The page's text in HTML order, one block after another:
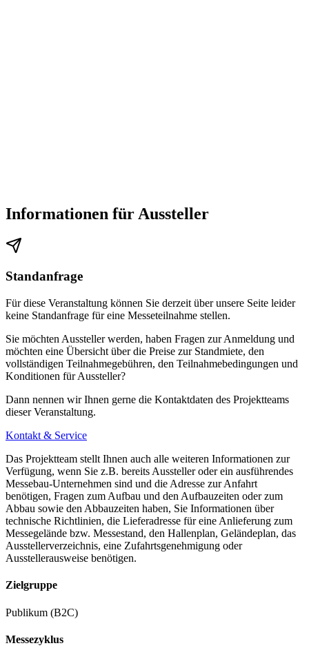
Informationen für Aussteller
Standanfrage
Für diese Veranstaltung können Sie derzeit über unsere Seite leider
keine Standanfrage für eine Messeteilnahme stellen.
Sie möchten Aussteller werden, haben Fragen zur Anmeldung und
möchten eine Übersicht über die Preise zur Standmiete, den
vollständigen Teilnahmegebühren, den Teilnahmebedingungen und
Konditionen für Aussteller?
Dann nennen wir Ihnen gerne die Kontaktdaten des Projektteams
dieser Veranstaltung.
Kontakt & Service
Das Projektteam stellt Ihnen auch alle weiteren Informationen zur
Verfügung, wenn Sie z.B. bereits Aussteller oder ein ausführendes
Messebau-Unternehmen sind und die Adresse zur Anfahrt
benötigen, Fragen zum Aufbau und den Aufbauzeiten oder zum
Abbau sowie den Abbauzeiten haben, Sie Informationen über
technische Richtlinien, die Lieferadresse für eine Anlieferung zum
Messegelände bzw. Messestand, den Hallenplan, Geländeplan, das
Ausstellerverzeichnis, eine Zufahrtsgenehmigung oder
Ausstellerausweise benötigen.
Zielgruppe
Publikum (B2C)
Messezyklus